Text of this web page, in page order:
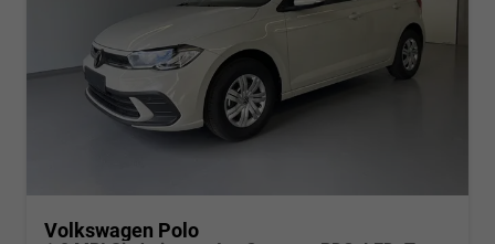
Volkswagen Polo